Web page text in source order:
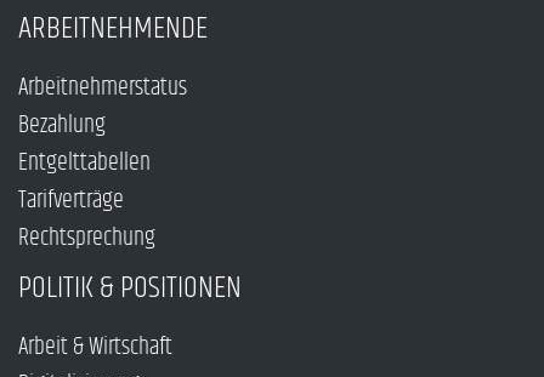
ARBEITNEHMENDE
Arbeitnehmerstatus
Bezahlung
Entgelttabellen
Tarifverträge
Rechtsprechung
POLITIK & POSITIONEN
Arbeit & Wirtschaft